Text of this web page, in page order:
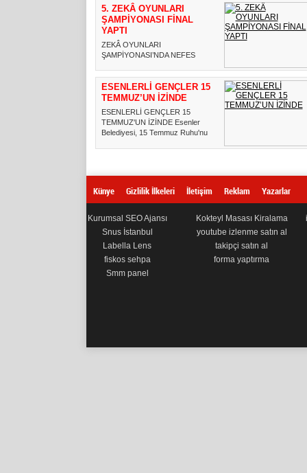
5. ZEKÂ OYUNLARI
ŞAMPİYONASI FİNAL
YAPTI
ZEKÂ OYUNLARI
ŞAMPİYONASI’NDA NEFES
ile Esenler İlçe M...
ESENLERLİ GENÇLER 15
TEMMUZ’UN İZİNDE
ESENLERLİ GENÇLER 15
TEMMUZ'UN İZİNDE Esenler
Belediyesi, 15 Temmuz Ruhu'nu
Künye Gizlilik İlkeleri İletişim Reklam Yazarlar
Kurumsal SEO Ajansı
Snus İstanbul
Labella Lens
fiskos sehpa
Smm panel
Kokteyl Masası Kiralama
youtube izlenme satın al
takipçi satın al
forma yaptırma